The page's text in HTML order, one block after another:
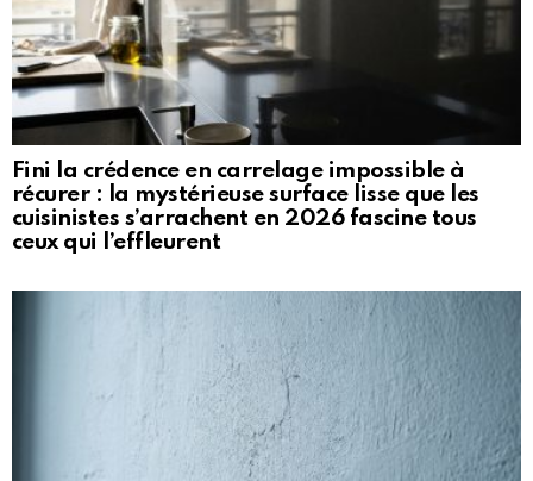
Fini la crédence en carrelage impossible à
récurer : la mystérieuse surface lisse que les
cuisinistes s’arrachent en 2026 fascine tous
ceux qui l’effleurent